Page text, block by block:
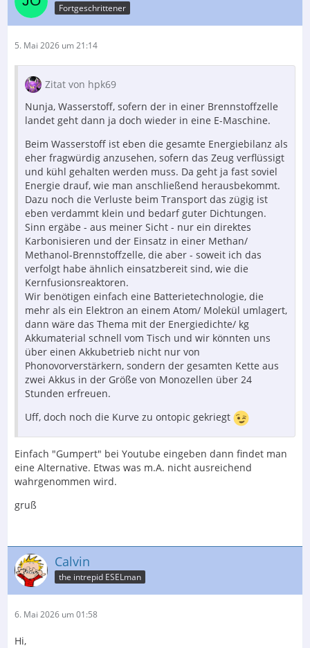
Fortgeschrittener
5. Mai 2026 um 21:14
Zitat von hpk69
Nunja, Wasserstoff, sofern der in einer Brennstoffzelle
landet geht dann ja doch wieder in eine E-Maschine.
Beim Wasserstoff ist eben die gesamte Energiebilanz als
eher fragwürdig anzusehen, sofern das Zeug verflüssigt
und kühl gehalten werden muss. Da geht ja fast soviel
Energie drauf, wie man anschließend herausbekommt.
Dazu noch die Verluste beim Transport das zügig ist
eben verdammt klein und bedarf guter Dichtungen.
Sinn ergäbe - aus meiner Sicht - nur ein direktes
Karbonisieren und der Einsatz in einer Methan/
Methanol-Brennstoffzelle, die aber - soweit ich das
verfolgt habe ähnlich einsatzbereit sind, wie die
Kernfusionsreaktoren.
Wir benötigen einfach eine Batterietechnologie, die
mehr als ein Elektron an einem Atom/ Molekül umlagert,
dann wäre das Thema mit der Energiedichte/ kg
Akkumaterial schnell vom Tisch und wir könnten uns
über einen Akkubetrieb nicht nur von
Phonovorverstärkern, sondern der gesamten Kette aus
zwei Akkus in der Größe von Monozellen über 24
Stunden erfreuen.
Uff, doch noch die Kurve zu ontopic gekriegt
Einfach "Gumpert" bei Youtube eingeben dann findet man
eine Alternative. Etwas was m.A. nicht ausreichend
wahrgenommen wird.
gruß
Calvin
the intrepid ESELman
6. Mai 2026 um 01:58
Hi,